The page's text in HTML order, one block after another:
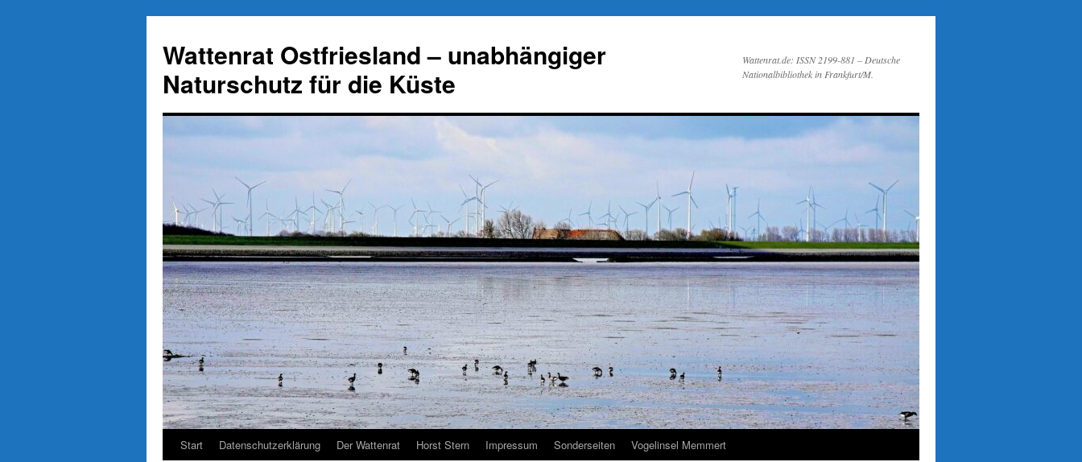
springen
Wattenrat Ostfriesland – unabhängiger
Naturschutz für die Küste
Wattenrat.de: ISSN 2199-881 – Deutsche
Nationalbibliothek in Frankfurt/M.
Start Datenschutzerklärung Der Wattenrat Horst Stern Impressum Sonderseiten Vogelinsel Memmert